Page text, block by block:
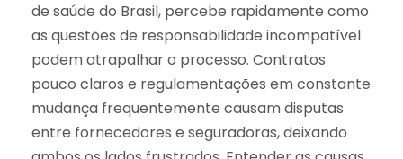
de saúde do Brasil, percebe rapidamente como
as questões de responsabilidade incompatível
podem atrapalhar o processo. Contratos
pouco claros e regulamentações em constante
mudança frequentemente causam disputas
entre fornecedores e seguradoras, deixando